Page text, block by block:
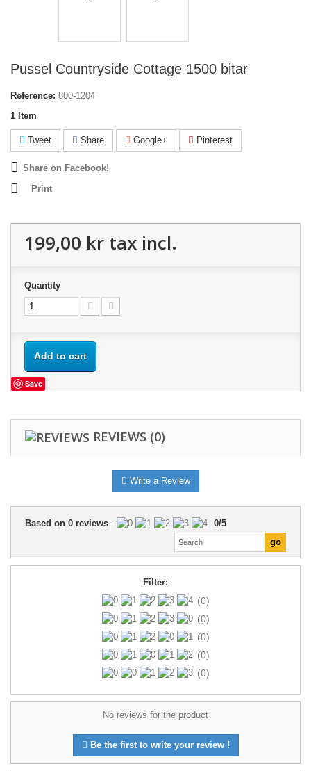
Pussel Countryside Cottage 1500 bitar
Reference: 800-1204
1 Item
Tweet Share Google+ Pinterest
Share on Facebook!
Print
199,00 kr tax incl.
Quantity
Add to cart
Save
REVIEWS (0)
Write a Review
Based on 0 reviews - 0/5
Filter:
(0)
(0)
(0)
(0)
(0)
No reviews for the product
Be the first to write your review !